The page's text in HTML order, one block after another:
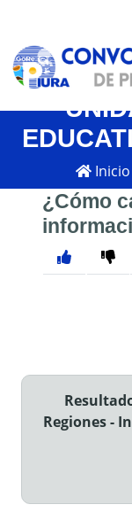
Inicio
¿Cómo
Regiones -